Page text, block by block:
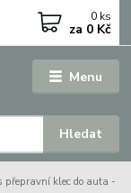
Menu
Hledat
0 ks
za 0 Kč
přepravní klec do auta -